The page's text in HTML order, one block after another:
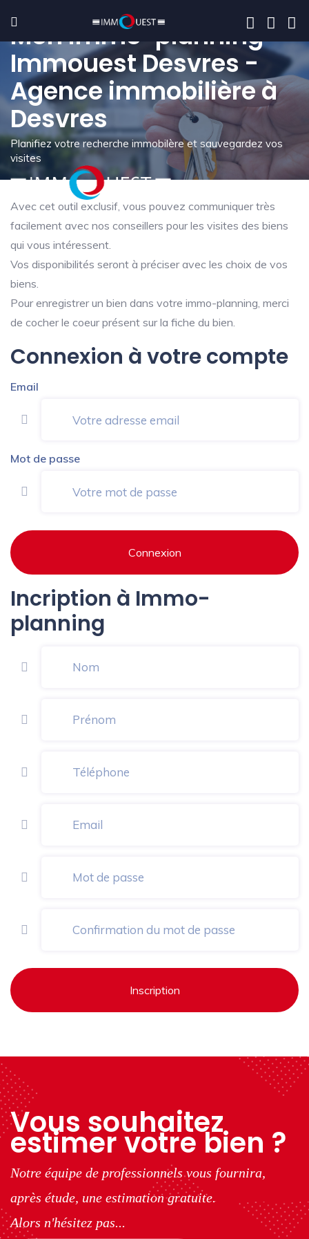
Mon immo-planning -
Immouest Desvres -
Agence immobilière à
Desvres
Planifiez votre recherche immobilère et sauvegardez vos
visites
Avec cet outil exclusif, vous pouvez communiquer très
facilement avec nos conseillers pour les visites des biens
qui vous intéressent.
Vos disponibilités seront à préciser avec les choix de vos
biens.
Pour enregistrer un bien dans votre immo-planning, merci
de cocher le coeur présent sur la fiche du bien.
Connexion à votre compte
Email
Mot de passe
Connexion
Incription à Immo-
planning
Inscription
Vous souhaitez
estimer votre bien ?
Notre équipe de professionnels vous fournira,
après étude, une estimation gratuite.
Alors n'hésitez pas...